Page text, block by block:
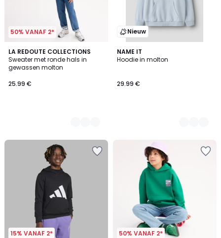
50% VANAF 2*
LA REDOUTE COLLECTIONS
Sweater met ronde hals in
gewassen molton
25.99 €
2
Kleuren
Nieuw
NAME IT
Hoodie in molton
29.99 €
2
Kleuren
15% VANAF 2* 50% VANAF 2*